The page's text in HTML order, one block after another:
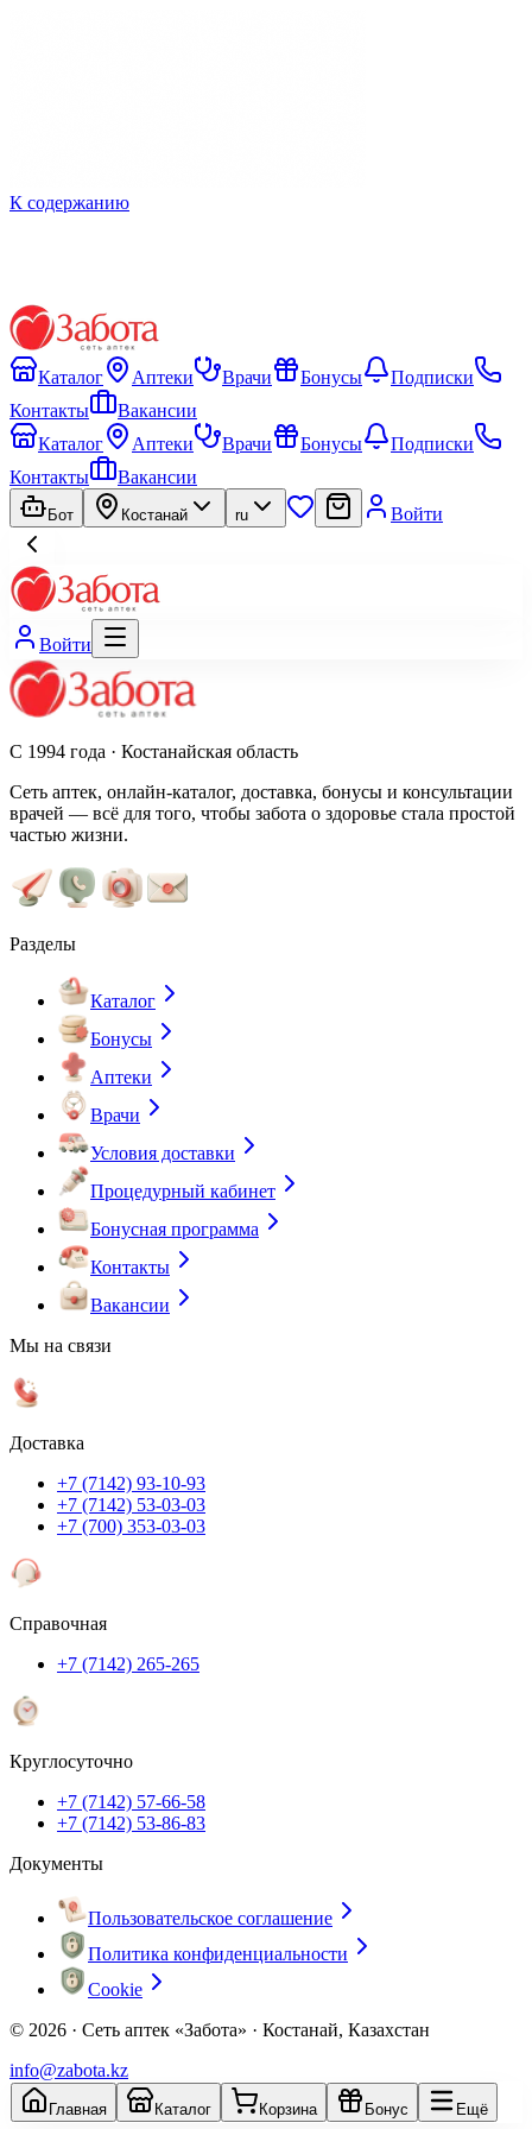
К содержанию
Каталог Аптеки Врачи Бонусы
Подписки
Контакты
Вакансии
Каталог
Аптеки Врачи Бонусы
Подписки
Контакты
Вакансии
Бот Костанай ru Войти
Войти
С 1994 года · Костанайская область
Сеть аптек, онлайн-каталог, доставка, бонусы и консультации
врачей — всё для того, чтобы забота о здоровье стала простой
частью жизни.
Разделы
Каталог
Бонусы
Аптеки
Врачи
Условия доставки
Процедурный кабинет
Бонусная программа
Контакты
Вакансии
Мы на связи
Доставка
+7 (7142) 93-10-93
+7 (7142) 53-03-03
+7 (700) 353-03-03
Справочная
+7 (7142) 265-265
Круглосуточно
+7 (7142) 57-66-58
+7 (7142) 53-86-83
Документы
Пользовательское соглашение
Политика конфиденциальности
Cookie
© 2026 · Сеть аптек «Забота» · Костанай, Казахстан
info@zabota.kz
Главная Каталог Корзина Бонус Ещё